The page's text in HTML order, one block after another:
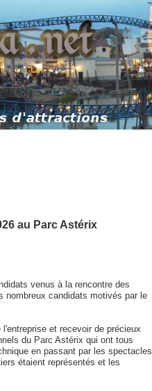
au Parc Astérix
venus à la rencontre des
nombreux candidats motivés par le
et recevoir de précieux
du Parc Astérix qui ont tous
en passant par les spectacles
étaient représentés et les